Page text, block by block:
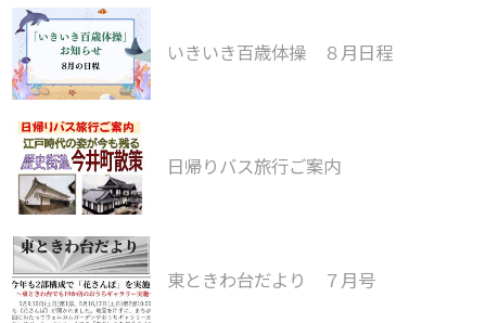
いきいき百歳体操 ８月日程
日帰りバス旅行ご案内
東ときわ台だより ７月号